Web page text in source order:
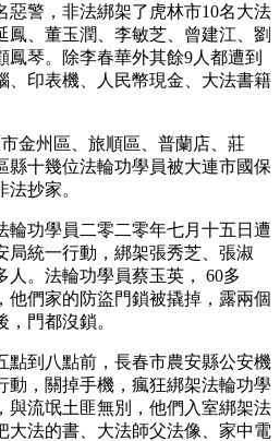
惡警，非法綁架了虎林市10名大法
鳳、董玉潤、李敏芝、曾建江、劉
琴。除李春華外其餘9人都遭到
、印表機、人民幣現金、大法書籍
金州區、旅順區、普蘭店、莊
縣十幾位法輪功學員被大連市國保
抄家。
輪功學員二零二零年七月十五日遭
局統一行動，綁架張秀芝、張淑
人。法輪功學員蔡玉英， 60多
他們家的防盜門鎖被撬掉，露兩個
門都沒鎖。
點到八點前，長春市農安縣公安機
動，關掉手機，瘋狂綁架法輪功學
與流氓土匪無別，他們入室綁架法
大法的書、大法師父法像、家中電